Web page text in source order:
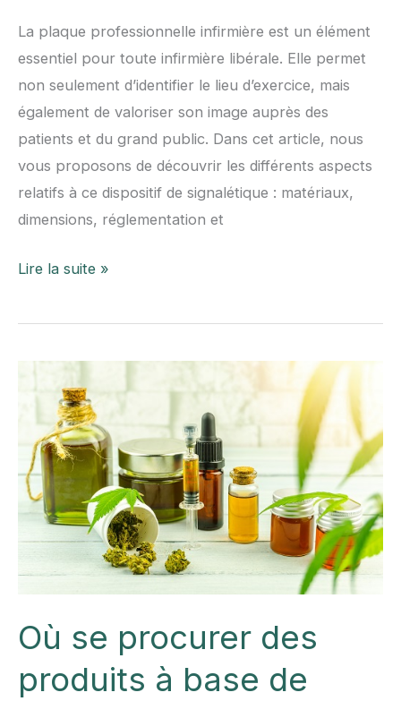
La plaque professionnelle infirmière est un élément
essentiel pour toute infirmière libérale. Elle permet
non seulement d’identifier le lieu d’exercice, mais
également de valoriser son image auprès des
patients et du grand public. Dans cet article, nous
vous proposons de découvrir les différents aspects
relatifs à ce dispositif de signalétique : matériaux,
dimensions, réglementation et
La
infirmière
Lire la suite »
Où se procurer des
produits à base de